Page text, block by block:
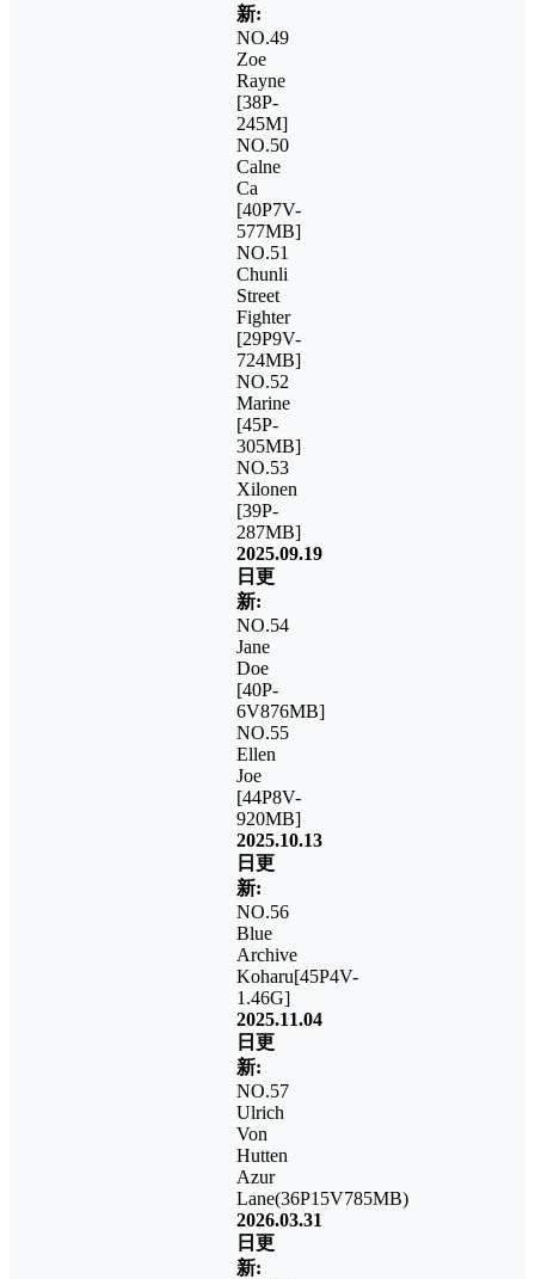
新:
NO.49
Zoe
Rayne
[38P-
245M]
NO.50
Calne
Ca
[40P7V-
577MB]
NO.51
Chunli
Street
Fighter
[29P9V-
724MB]
NO.52
Marine
[45P-
305MB]
NO.53
Xilonen
[39P-
287MB]
2025.09.19
日更
新:
NO.54
Jane
Doe
[40P-
6V876MB]
NO.55
Ellen
Joe
[44P8V-
920MB]
2025.10.13
日更
新:
NO.56
Blue
Archive
Koharu[45P4V-
1.46G]
2025.11.04
日更
新:
NO.57
Ulrich
Von
Hutten
Azur
Lane(36P15V785MB)
2026.03.31
日更
新: